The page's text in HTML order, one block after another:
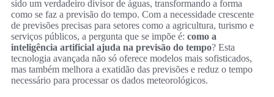
sido um verdadeiro divisor de águas, transformando a forma
como se faz a previsão do tempo. Com a necessidade crescente
de previsões precisas para setores como a agricultura, turismo e
serviços públicos, a pergunta que se impõe é: como a
inteligência artificial ajuda na previsão do tempo? Esta
tecnologia avançada não só oferece modelos mais sofisticados,
mas também melhora a exatidão das previsões e reduz o tempo
necessário para processar os dados meteorológicos.